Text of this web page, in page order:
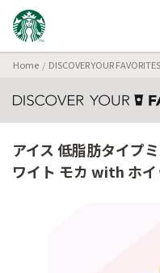
Home DISCOVER YOUR FAVORITES
アイス 低脂肪タイプ
ワイト モカ with ホ